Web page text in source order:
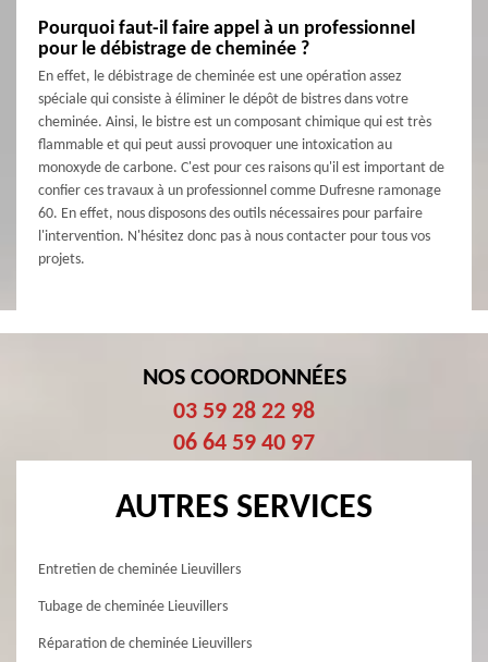
Pourquoi faut-il faire appel à un professionnel
pour le débistrage de cheminée ?
En effet, le débistrage de cheminée est une opération assez
spéciale qui consiste à éliminer le dépôt de bistres dans votre
cheminée. Ainsi, le bistre est un composant chimique qui est très
flammable et qui peut aussi provoquer une intoxication au
monoxyde de carbone. C'est pour ces raisons qu'il est important de
confier ces travaux à un professionnel comme Dufresne ramonage
60. En effet, nous disposons des outils nécessaires pour parfaire
l'intervention. N'hésitez donc pas à nous contacter pour tous vos
projets.
NOS COORDONNÉES
03 59 28 22 98
06 64 59 40 97
AUTRES SERVICES
Entretien de cheminée Lieuvillers
Tubage de cheminée Lieuvillers
Réparation de cheminée Lieuvillers